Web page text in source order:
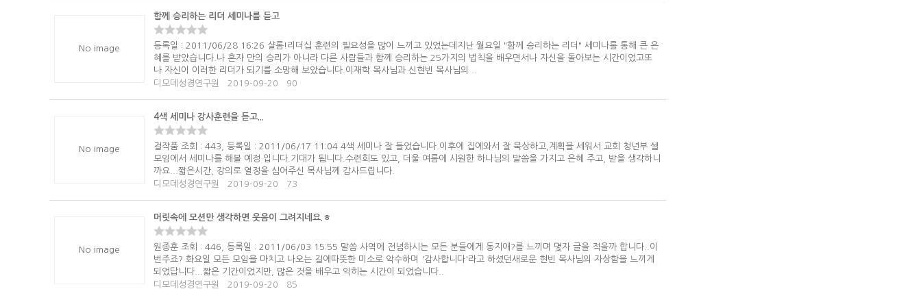
No image
함께 승리하는 리더 세미나를 듣고
등록일 : 2011/06/28 16:26 샬롬!리더십 훈련의 필요성을 많이 느끼고 있었는데지난 월요일 "함께 승리하는 리더" 세미나를 통해 큰 은
혜를 받았습니다.나 혼자 만의 승리가 아니라 다른 사람들과 함께 승리하는 25가지의 법칙을 배우면서나 자신을 돌아보는 시간이었고또
나 자신이 이러한 리더가 되기를 소망해 보았습니다.이재학 목사님과 신현빈 목사님의 ..
디모데성경연구원
2019-09-20 90
No image
4색 세미나 강사훈련을 듣고...
걸작품 조회 : 443, 등록일 : 2011/06/17 11:04 4색 세미나 잘 들었습니다.이후에 집에와서 잘 묵상하고,계획을 세워서 교회 청년부 셀
모임에서 세미나를 해볼 예정 입니다.기대가 됩니다.수련회도 있고, 더울 여름에 시원한 하나님의 말씀을 가지고 은혜 주고, 받을 생각하니
까요...짧은시간, 강의로 열정을 심어주신 목사님께 감사드립니다.
디모데성경연구원
2019-09-20 73
No image
머릿속에 모션만 생각하면 웃음이 그려지네요.ㅎ
원종훈 조회 : 446, 등록일 : 2011/06/03 15:55 말씀 사역에 전념하시는 모든 분들에게 동지애?를 느끼며 몇자 글을 적을까 합니다..이
번주죠? 화요일 모든 모임을 마치고 나오는 길에따뜻한 미소로 악수하며 '감사합니다'라고 하셨던새로운 현빈 목사님의 자상함을 느끼게
되었답니다...짧은 기간이었지만, 많은 것을 배우고 익히는 시간이 되었습니다..
디모데성경연구원
2019-09-20 85